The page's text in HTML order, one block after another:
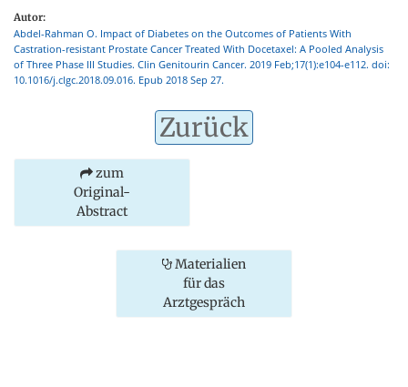
Autor:
Abdel-Rahman O. Impact of Diabetes on the Outcomes of Patients With
Castration-resistant Prostate Cancer Treated With Docetaxel: A Pooled Analysis
of Three Phase III Studies. Clin Genitourin Cancer. 2019 Feb;17(1):e104-e112. doi:
10.1016/j.clgc.2018.09.016. Epub 2018 Sep 27.
Zurück
zum
Original-
Abstract
Materialien
für das
Arztgespräch